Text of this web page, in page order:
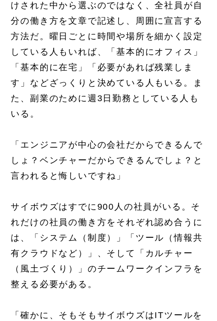
けされた中から選ぶのではなく、全社員が自
分の働き方を文章で記述し、周囲に宣言する
方法だ。曜日ごとに時間や場所を細かく設定
している人もいれば、「基本的にオフィス」
「基本的に在宅」「必要があれば残業しま
す」などざっくりと決めている人もいる。ま
た、副業のために週3日勤務としている人も
いる。
「エンジニアが中心の会社だからできるんで
しょ？ベンチャーだからできるんでしょ？と
言われると悔しいですね」
サイボウズはすでに900人の社員がいる。そ
れだけの社員の働き方をそれぞれ認め合うに
は、「システム（制度）」「ツール（情報共
有クラウドなど）」、そして「カルチャー
（風土づくり）」のチームワークインフラを
整える必要がある。
「確かに、そもそもサイボウズはITツールを